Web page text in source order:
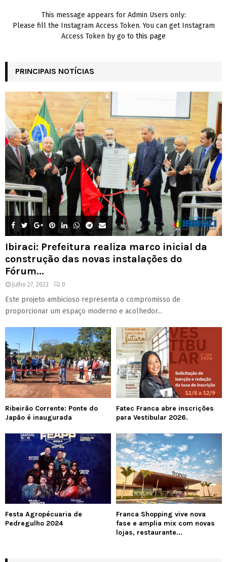
This message appears for Admin Users only:
Please fill the Instagram Access Token. You can get Instagram
Access Token by go to this page
PRINCIPAIS NOTÍCIAS
Ibiraci: Prefeitura realiza marco inicial da
construção das novas instalações do
Fórum...
julho 27, 2023 0
Este projeto ambicioso representa o compromisso de
proporcionar um espaço moderno e acolhedor...
Ribeirão Corrente: Ponte do
Japão é inaugurada
Fatec Franca abre inscrições
para Vestibular 2026.
Festa Agropécuaria de
Pedregulho 2024
Franca Shopping vive nova
fase e amplia mix com novas
lojas, restaurante...